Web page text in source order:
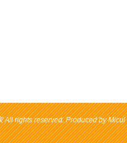
All rights reserved. Produced by Micul